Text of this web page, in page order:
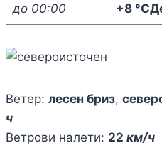
до 00:00
+8 °C
Ветер: лесен бриз,
ч
Ветрови налети: 22 км/ч